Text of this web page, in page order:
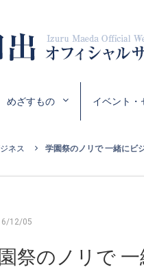
めざすもの イベント・
ネス 学園祭のノリで 一緒にビ
12/05
祭のノリで 一